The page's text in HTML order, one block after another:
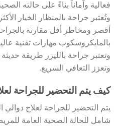
فعالية وآماناً بناءً على حالته
وتُعتبر جراحة بالمنظار الخيار
أقصر ومخاطر أقل مقارنة
بالمايكروسكوب مهارات تقنية
وتعتبر جراحة بالليزر طريقة
وتعزز التعافي السريع.
كيف يتم التحضير للجراحة
يتم التحضير للجراحة لعلاج
شامل للحالة الصحية العامة